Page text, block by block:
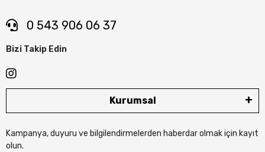
0 543 906 06 37
Bizi Takip Edin
Kurumsal
Kampanya, duyuru ve bilgilendirmelerden haberdar olmak için kayıt
olun.